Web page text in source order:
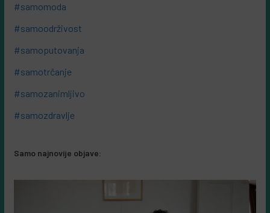
#samomoda
#samoodrživost
#samoputovanja
#samotrčanje
#samozanimljivo
#samozdravlje
Samo najnovije objave: